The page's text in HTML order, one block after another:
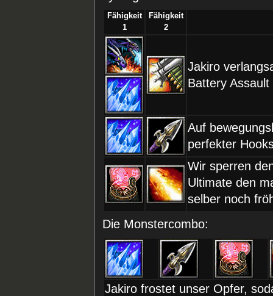
Fähigkeit
1
Fähigkeit
2
Jakiro
Battery
Auf
perfekter
Wir sperren
Ultimate den
selber noch
Die Monstercombo:
Jakiro frostet unser Opfer,